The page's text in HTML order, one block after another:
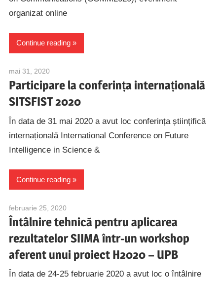
organizat online
Continue reading
mai 31, 2020
Participare la conferința internațională
SITSFIST 2020
În data de 31 mai 2020 a avut loc conferința științifică
internațională International Conference on Future
Intelligence in Science &
Continue reading
februarie 25, 2020
Întâlnire tehnică pentru aplicarea
rezultatelor SIIMA într-un workshop
aferent unui proiect H2020 – UPB
În data de 24-25 februarie 2020 a avut loc o întâlnire